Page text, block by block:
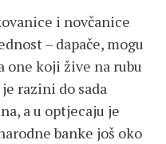
i novčanice
– dapače, mogu
one koji žive na rubu
razini do sada
a u optjecaju je
banke još oko